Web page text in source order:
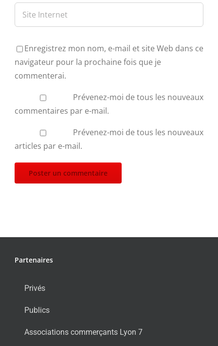
Enregistrez mon nom, e-mail et site Web dans ce
navigateur pour la prochaine fois que je
commenterai.
Prévenez-moi de tous les nouveaux
commentaires par e-mail.
Prévenez-moi de tous les nouveaux
articles par e-mail.
Partenaires
Privés
Publics
Associations commerçants Lyon 7